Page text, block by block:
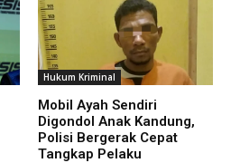
Hukum Kriminal
Mobil Ayah Sendiri
Digondol Anak Kandung,
Polisi Bergerak Cepat
Tangkap Pelaku